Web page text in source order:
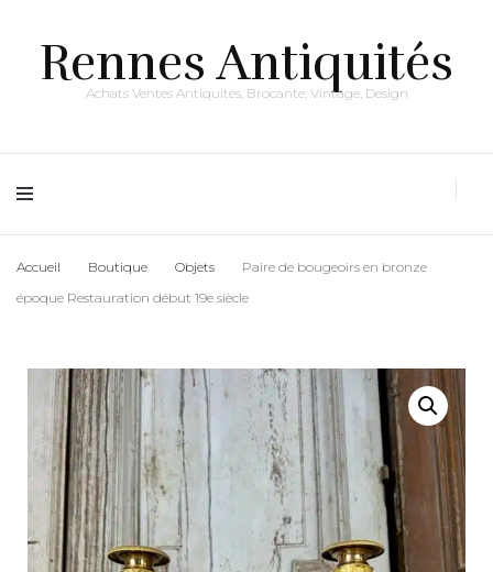
Rennes Antiquités
Achats Ventes Antiquités, Brocante, Vintage, Design
Accueil Boutique Objets
Paire de bougeoirs en bronze
époque Restauration début 19e siècle